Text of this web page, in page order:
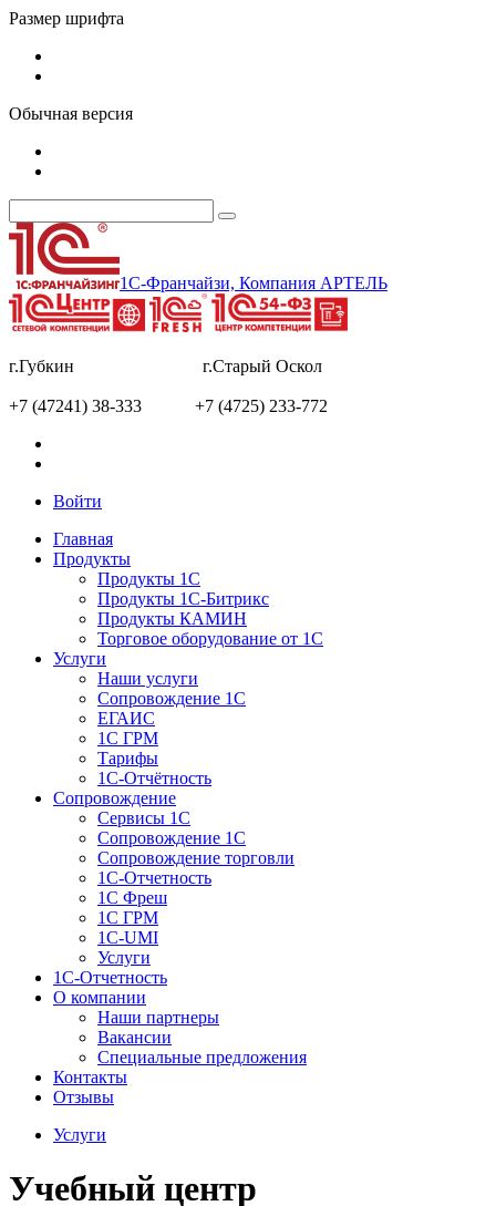
Размер шрифта
Обычная версия
1С-Франчайзи, Компания АРТЕЛЬ
г.Губкин г.Старый Оскол
+7 (47241) 38-333 +7 (4725) 233-772
Войти
Главная
Продукты
Продукты 1С
Продукты 1С-Битрикс
Продукты КАМИН
Торговое оборудование от 1С
Услуги
Наши услуги
Сопровождение 1С
ЕГАИС
1С ГРМ
Тарифы
1С-Отчётность
Сопровождение
Сервисы 1С
Сопровождение 1С
Сопровождение торговли
1С-Отчетность
1С Фреш
1С ГРМ
1C-UMI
Услуги
1С-Отчетность
О компании
Наши партнеры
Вакансии
Специальные предложения
Контакты
Отзывы
Услуги
Учебный центр